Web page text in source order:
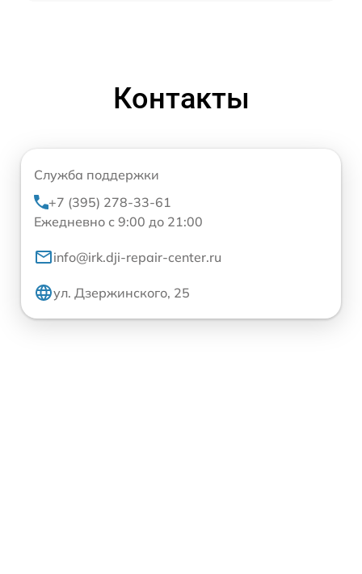
Контакты
Служба поддержки
+7 (395) 278-33-61
Ежедневно с 9:00 до 21:00
info@irk.dji-repair-center.ru
ул. Дзержинского, 25